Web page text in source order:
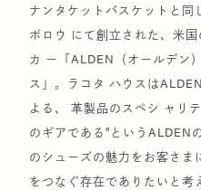
2010
GrayMist Studio
へ移転。
協会主催展示会
東京 ルーチェマ
ナンタケットバスケットと
ボロウ にて創立された、米
カ ー「ALDEN（オールデン
ス」。ラコタ ハウスは
よる、 革製品のスペシ ャリ
のギアである"というALDEN
のシューズの魅力をお客さ
をつなぐ存在でありたいと考